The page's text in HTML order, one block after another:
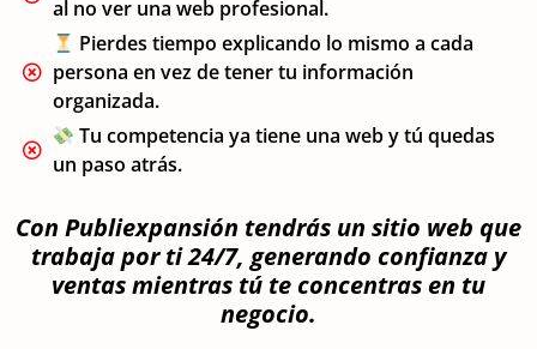
al no ver una web profesional.
Pierdes tiempo explicando lo mismo a cada
persona en vez de tener tu información
organizada.
Tu competencia ya tiene una web y tú quedas
un paso atrás.
Con Publiexpansión tendrás un sitio web que
trabaja por ti 24/7, generando confianza y
ventas mientras tú te concentras en tu
negocio.